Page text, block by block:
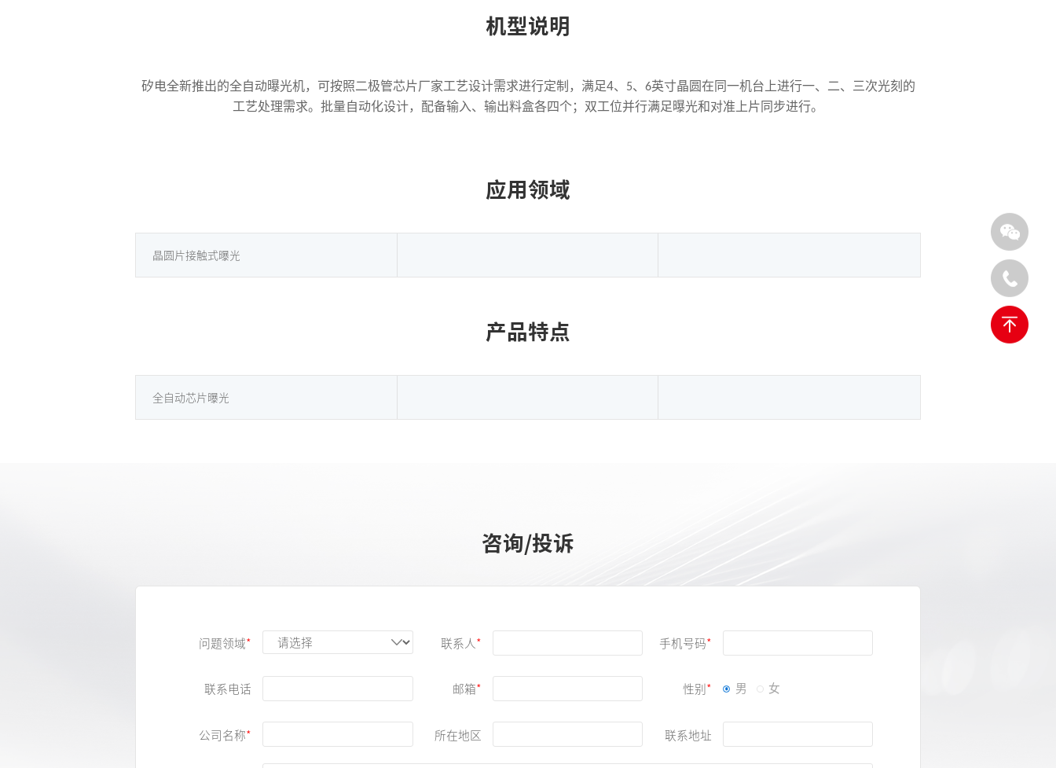
机型说明
矽电全新推出的全自动曝光机，可按照二极管芯片厂家工艺设计需求进行定制，满足4、 5、6英寸晶圆在同一机台上进行一、二、三次光刻的
工艺处理需求。批量自动化设计，配备输入、输出料盒各四个；双工位并行满足曝光和对准上片同步进行。
应用领域
晶圆片接触式曝光
产品特点
全自动芯片曝光
咨询/投诉
问题领域 联系人 手机号码
联系电话 邮箱 性别 男 女
公司名称 所在地区 联系地址